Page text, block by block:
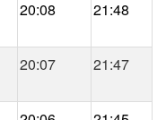
20:08 21:48
20:07 21:47